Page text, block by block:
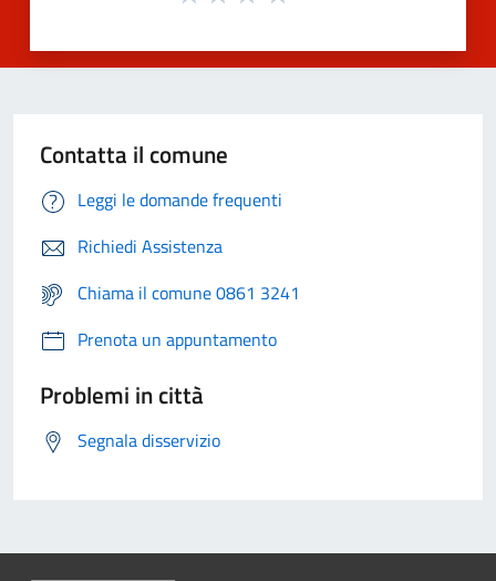
Contatta il comune
Leggi le domande frequenti
Richiedi Assistenza
Chiama il comune 0861 3241
Prenota un appuntamento
Problemi in città
Segnala disservizio